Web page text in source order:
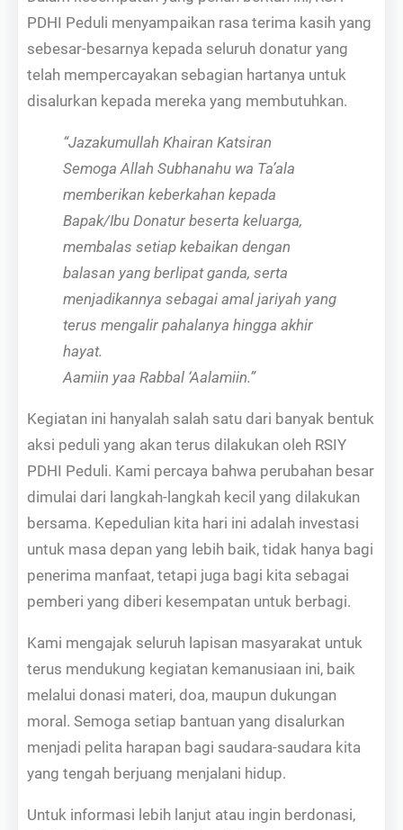
PDHI Peduli menyampaikan rasa terima kasih yang
sebesar-besarnya kepada seluruh donatur yang
telah mempercayakan sebagian hartanya untuk
disalurkan kepada mereka yang membutuhkan.
“Jazakumullah Khairan Katsiran
Semoga Allah Subhanahu wa Ta’ala
memberikan keberkahan kepada
Bapak/Ibu Donatur beserta keluarga,
membalas setiap kebaikan dengan
balasan yang berlipat ganda, serta
menjadikannya sebagai amal jariyah yang
terus mengalir pahalanya hingga akhir
hayat.
Aamiin yaa Rabbal ‘Aalamiin.”
Kegiatan ini hanyalah salah satu dari banyak bentuk
aksi peduli yang akan terus dilakukan oleh RSIY
PDHI Peduli. Kami percaya bahwa perubahan besar
dimulai dari langkah-langkah kecil yang dilakukan
bersama. Kepedulian kita hari ini adalah investasi
untuk masa depan yang lebih baik, tidak hanya bagi
penerima manfaat, tetapi juga bagi kita sebagai
pemberi yang diberi kesempatan untuk berbagi.
Kami mengajak seluruh lapisan masyarakat untuk
terus mendukung kegiatan kemanusiaan ini, baik
melalui donasi materi, doa, maupun dukungan
moral. Semoga setiap bantuan yang disalurkan
menjadi pelita harapan bagi saudara-saudara kita
yang tengah berjuang menjalani hidup.
Untuk informasi lebih lanjut atau ingin berdonasi,